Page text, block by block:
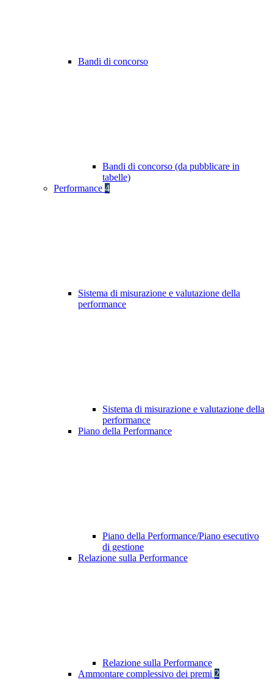
Bandi di concorso
Bandi di concorso (da pubblicare in
tabelle)
Performance 4
Sistema di misurazione e valutazione della
performance
Sistema di misurazione e valutazione della
performance
Piano della Performance
Piano della Performance/Piano esecutivo
di gestione
Relazione sulla Performance
Relazione sulla Performance
Ammontare complessivo dei premi 2